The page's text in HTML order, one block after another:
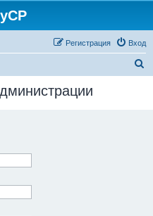
Вход
Регистрация